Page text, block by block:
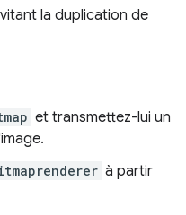
la duplication de
et transmettez-lui un
à partir